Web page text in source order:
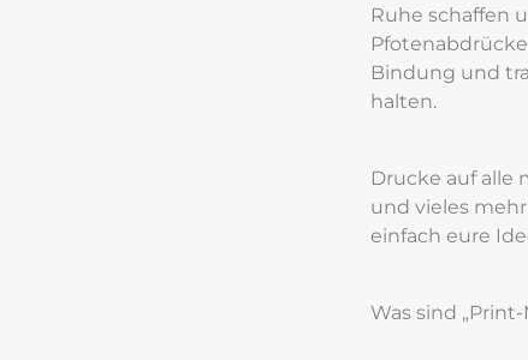
Ruhe schaffen
Bindung und
halten.
Drucke auf alle
und vieles
einfach eure
Was sind